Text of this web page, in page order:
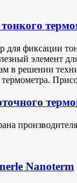
для фиксации
элемент
в решении
термометра.
Nanoterm